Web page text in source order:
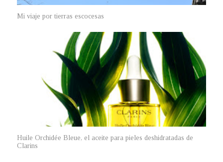
Mi viaje por tierras escocesas
Huile Orchidée Bleue, el aceite para pieles deshidratadas de
Clarins